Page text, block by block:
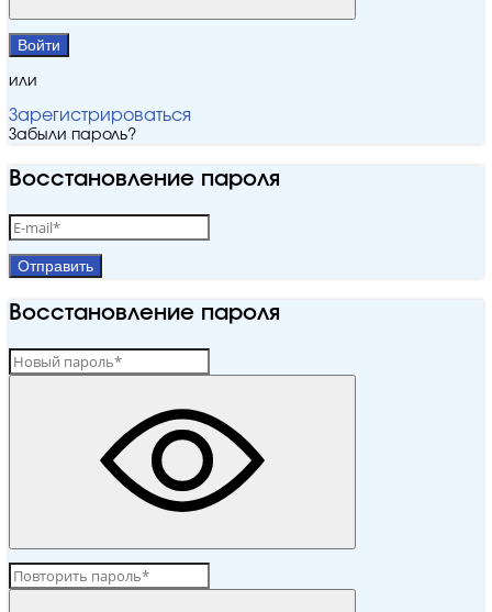
Войти
или
Зарегистрироваться
Забыли пароль?
Восстановление пароля
Отправить
Восстановление пароля